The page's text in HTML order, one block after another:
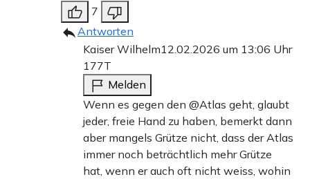
7
Antworten
Kaiser Wilhelm12.02.2026 um 13:06 Uhr
177T
Melden
Wenn es gegen den @Atlas geht, glaubt
jeder, freie Hand zu haben, bemerkt dann
aber mangels Grütze nicht, dass der Atlas
immer noch beträchtlich mehr Grütze
hat, wenn er auch oft nicht weiss, wohin